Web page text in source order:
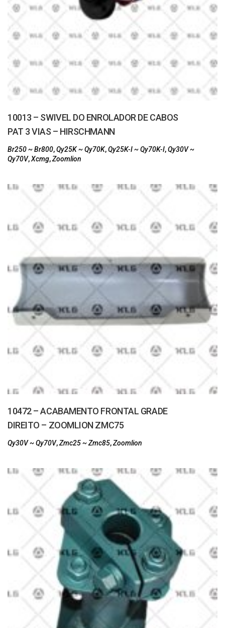
10013 – SWIVEL DO ENROLADOR DE CABOS
PAT 3 VIAS – HIRSCHMANN
Br250 ~ Br800,Qy25K ~ Qy70K,Qy25K-I ~ Qy70K-I,Qy30V ~
Qy70V,Xcmg,Zoomlion
10472 – ACABAMENTO FRONTAL GRADE
DIREITO – ZOOMLION ZMC75
Qy30V ~ Qy70V,Zmc25 ~ Zmc85,Zoomlion